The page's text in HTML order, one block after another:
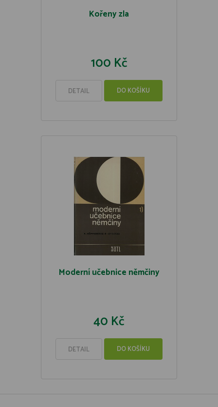
Kořeny zla
100 Kč
DETAIL DO KOŠÍKU
Moderní učebnice němčiny
40 Kč
DETAIL DO KOŠÍKU